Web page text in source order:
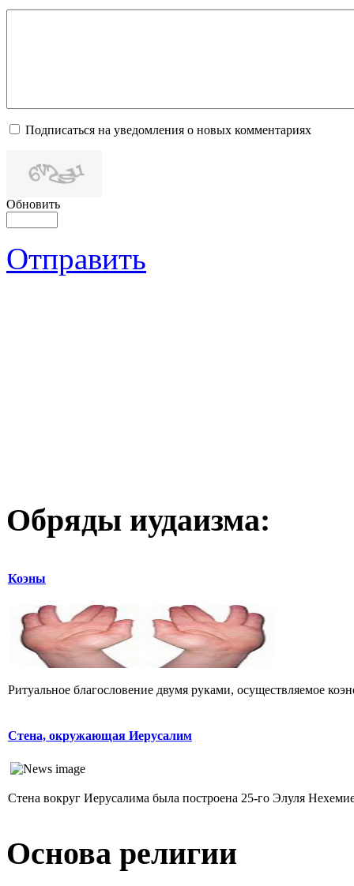
Подписаться на уведомления о новых комментариях
Обновить
Отправить
Обряды иудаизма:
Коэны
Стена, окружающая Иерусалим
Стена вокруг Иерусалима была построена 25-го Элуля
Основа религии